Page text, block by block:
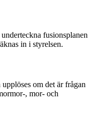
fusionsplanen
in i styrelsen.
om det är frågan
, mor- och